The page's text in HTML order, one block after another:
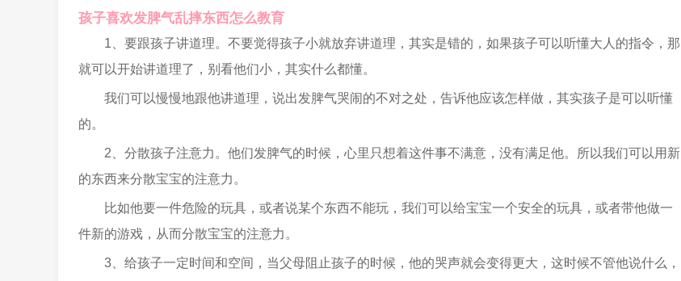
孩子喜欢发脾气乱摔东西怎么教育
1、要跟孩子讲道理。不要觉得孩子小就放弃讲道理，其实是错的，如果孩子可以听懂大人的指令，那
就可以开始讲道理了，别看他们小，其实什么都懂。
我们可以慢慢地跟他讲道理，说出发脾气哭闹的不对之处，告诉他应该怎样做，其实孩子是可以听懂
的。
2、分散孩子注意力。他们发脾气的时候，心里只想着这件事不满意，没有满足他。所以我们可以用新
的东西来分散宝宝的注意力。
比如他要一件危险的玩具，或者说某个东西不能玩，我们可以给宝宝一个安全的玩具，或者带他做一
件新的游戏，从而分散宝宝的注意力。
3、给孩子一定时间和空间，当父母阻止孩子的时候，他的哭声就会变得更大，这时候不管他说什么，